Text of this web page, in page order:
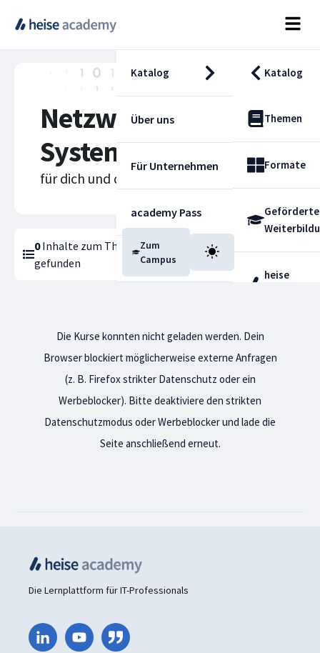
Katalog Katalog
Themen
Formate
Geförderte
heise
Über uns
Für Unternehmen
academy Pass
Blog
Zum
Campus
Netzwerke &
Systeme
für dich und deine Karriere
0Inhalte zum ThemaNetzwerke & Systeme
gefunden
Die Kurse konnten nicht geladen werden. Dein
Browser blockiert möglicherweise externe Anfragen
(z. B. Firefox strikter Datenschutz oder ein
Werbeblocker). Bitte deaktiviere den strikten
Datenschutzmodus oder Werbeblocker und lade die
Seite anschließend erneut.
Die Lernplattform für IT-Professionals